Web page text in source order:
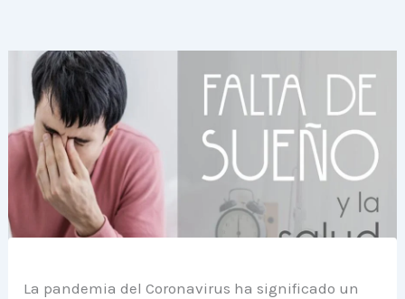
La pandemia del Coronavirus ha significado un